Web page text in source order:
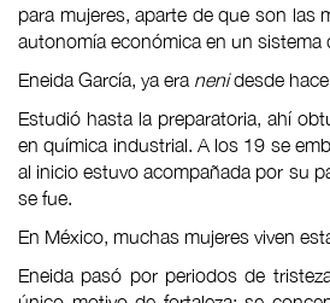
para mujeres, aparte de que son las
autonomía económica en un sistema
Eneida García, ya era nenidesde
Estudió hasta la preparatoria, ahí
en química industrial. A los 19 se
al inicio estuvo acompañada por su
se fue.
En México, muchas mujeres viven
Eneida pasó por periodos de